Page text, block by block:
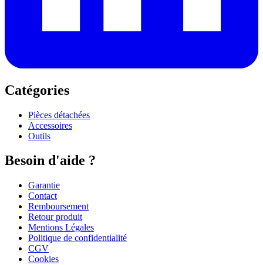
Catégories
Pièces détachées
Accessoires
Outils
Besoin d'aide ?
Garantie
Contact
Remboursement
Retour produit
Mentions Légales
Politique de confidentialité
CGV
Cookies